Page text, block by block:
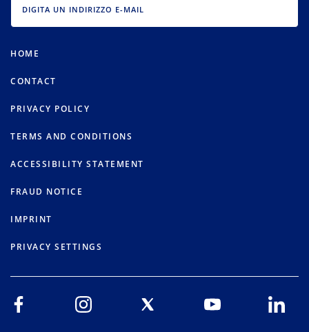
HOME
CONTACT
PRIVACY POLICY
TERMS AND CONDITIONS
ACCESSIBILITY STATEMENT
FRAUD NOTICE
IMPRINT
PRIVACY SETTINGS